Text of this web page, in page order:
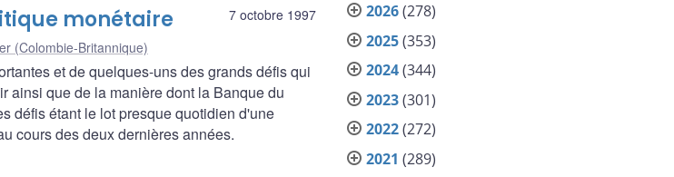
7 octobre 1997
monétaire
(Colombie-Britannique)
et de quelques-uns des grands défis qui
ainsi que de la manière dont la Banque du
défis étant le lot presque quotidien d'une
cours des deux dernières années.
2026(278)
2025(353)
2024(344)
2023(301)
2022(272)
2021 (289)